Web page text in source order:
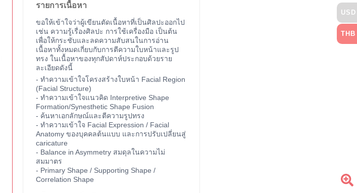
รายการเนื้อหา
ขอให้เข้าใจว่าผู้เขียนตัดเนื้อหาที่เป็นศิลปะออกไป
เช่น ความรู้เรื่องศิลปะ การใช้เครื่องมือ เป็นต้น
เพื่อให้กระชับและลดความสับสนในการอ่าน
เนื้อหาทั้งหมดเกี่ยบกับการตีความใบหน้าและรูป
ทรง ในเนื้อหาของทุกสัปดาห์ประกอบด้วยราย
ละเอียดดังนี้
- ทำความเข้าใจโครงสร้างใบหน้า Facial Region
(Facial Structure)
- ทำความเข้าใจแนวคิด Interpretive Shape
Formation/Synesthetic Shape Fusion
- ค้นหาเอกลักษณ์และตีความรูปทรง
- ทำความเข้าใจ Facial Expression / Facial
Anatomy ของบุคคลต้นแบบ และการปรับเปลี่ยนสู่
caricature
- Balance in Asymmetry สมดุลในความไม่
สมมาตร
- Primary Shape / Supporting Shape /
Correlation Shape
USD
THB